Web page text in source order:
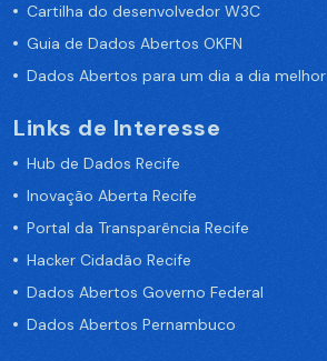
Cartilha do desenvolvedor W3C
Guia de Dados Abertos OKFN
Dados Abertos para um dia a dia melhor
Links de Interesse
Hub de Dados Recife
Inovação Aberta Recife
Portal da Transparência Recife
Hacker Cidadão Recife
Dados Abertos Governo Federal
Dados Abertos Pernambuco